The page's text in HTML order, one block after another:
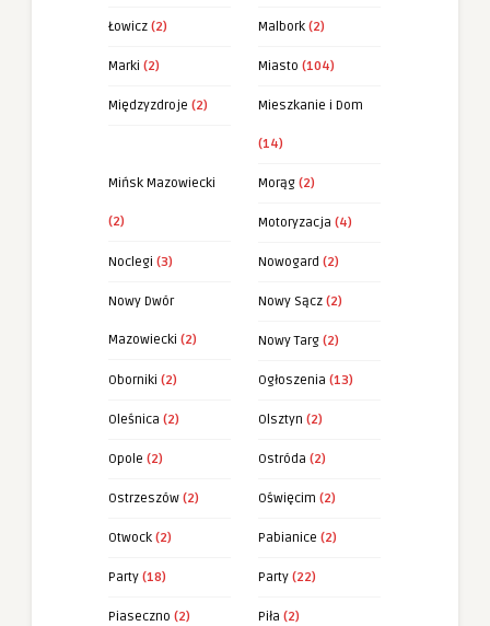
Łowicz (2) Malbork (2)
Marki (2) Miasto (104)
Międzyzdroje (2) Mieszkanie i Dom
(14)
Mińsk Mazowiecki
(2)
Morąg (2)
Motoryzacja (4)
Noclegi (3) Nowogard (2)
Nowy Dwór
Mazowiecki (2)
Nowy Sącz (2)
Nowy Targ (2)
Oborniki (2) Ogłoszenia (13)
Oleśnica (2) Olsztyn (2)
Opole (2) Ostróda (2)
Ostrzeszów (2) Oświęcim (2)
Otwock (2) Pabianice (2)
Party (18) Party (22)
Piaseczno (2) Piła (2)